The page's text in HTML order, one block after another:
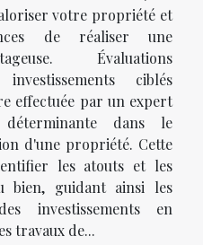
votre propriété et
de réaliser une
Évaluations
ciblés
effectuée par un expert
dans le
d'une propriété. Cette
les atouts et les
bien, guidant ainsi les
investissements en
travaux de...